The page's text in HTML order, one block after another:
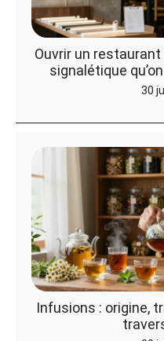
Ouvrir un restaurant
signalétique
30
Infusions : origine,